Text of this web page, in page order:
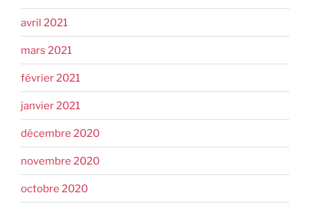
avril 2021
mars 2021
février 2021
janvier 2021
décembre 2020
novembre 2020
octobre 2020